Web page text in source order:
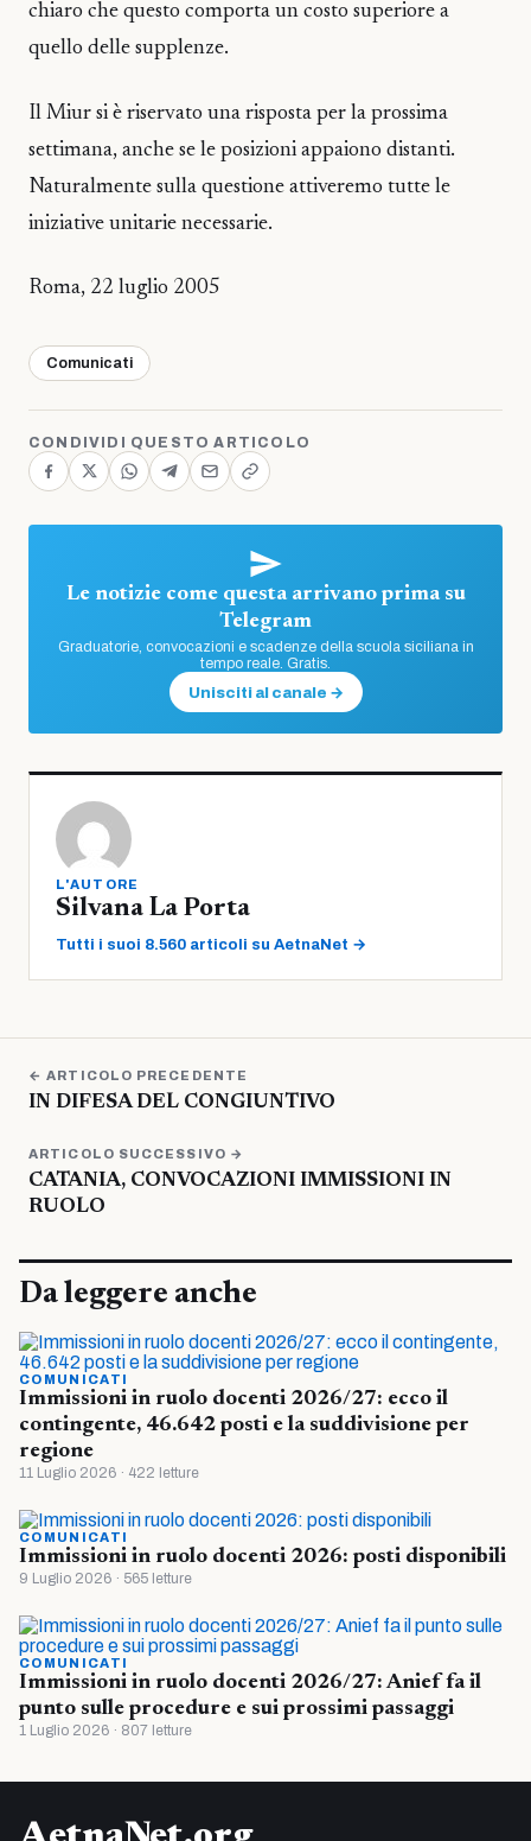
chiaro che questo comporta un costo superiore a
quello delle supplenze.
Il Miur si è riservato una risposta per la prossima
settimana, anche se le posizioni appaiono distanti.
Naturalmente sulla questione attiveremo tutte le
iniziative unitarie necessarie.
Roma, 22 luglio 2005
Comunicati
CONDIVIDI QUESTO ARTICOLO
Le notizie come questa arrivano prima su
Telegram
Graduatorie, convocazioni e scadenze della scuola siciliana in
tempo reale. Gratis.
Unisciti al canale →
L'AUTORE
Silvana La Porta
Tutti i suoi 8.560 articoli su AetnaNet →
← ARTICOLO PRECEDENTE
IN DIFESA DEL CONGIUNTIVO
ARTICOLO SUCCESSIVO →
CATANIA, CONVOCAZIONI IMMISSIONI IN
RUOLO
Da leggere anche
COMUNICATI
Immissioni in ruolo docenti 2026/27: ecco il
contingente, 46.642 posti e la suddivisione per
regione
11 Luglio 2026 · 422 letture
COMUNICATI
Immissioni in ruolo docenti 2026: posti disponibili
9 Luglio 2026 · 565 letture
COMUNICATI
Immissioni in ruolo docenti 2026/27: Anief fa il
punto sulle procedure e sui prossimi passaggi
1 Luglio 2026 · 807 letture